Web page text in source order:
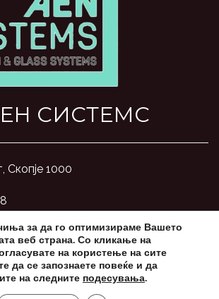
СИСТЕМС
Скопје 1000
за да го оптимизираме Вашето
веб страна. Со кликање на
на користење на сите
да се запознаете повеќе и да
на следните подесувања.